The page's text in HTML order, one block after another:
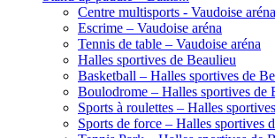
Centre multisports - Vaudoise aréna
Escrime – Vaudoise aréna
Tennis de table – Vaudoise aréna
Halles sportives de Beaulieu
Basketball – Halles sportives de
Boulodrome – Halles sportives de
Sports à roulettes – Halles
Sports de force – Halles sportives